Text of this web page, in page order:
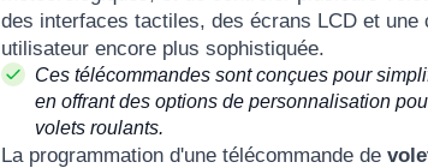
des interfaces tactiles, des écrans LCD et
utilisateur encore plus sophistiquée.
Ces télécommandes sont conçues pour
en offrant des options de personnalisation
volets roulants.
La programmation d'une télécommande de